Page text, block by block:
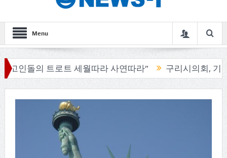
Menu
트로트 세월따라 사연따라” 구리시의회, 기관단체 방